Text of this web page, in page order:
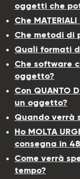
oggetti che
Che
Che metodi di
Quali formati
Che software
oggetto?
Con QUANTO
un oggetto?
Quando verrà
Ho MOLTA
consegna in
Come verrà
tempo?